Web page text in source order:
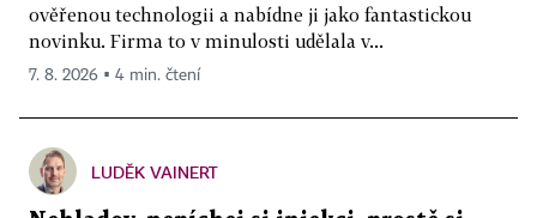
ověřenou technologii a nabídne ji jako fantastickou
novinku. Firma to v minulosti udělala v...
7. 8. 2026 ▪ 4 min. čtení
LUDĚK VAINERT